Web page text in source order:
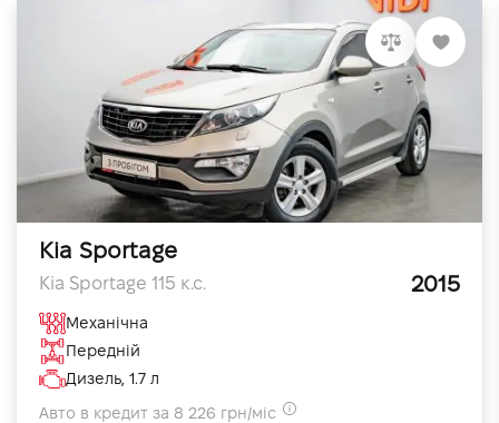
Kia Sportage
Kia Sportage 115 к.с. 2015
Механічна
Передній
Дизель, 1.7 л
Авто в кредит за 8 226 грн/міс